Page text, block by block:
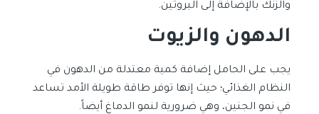
والزنك بالإضافة إلى البروتين.
الدهون والزيوت
يجب على الحامل إضافة كمية معتدلة من الدهون في
النظام الغذائي؛ حيث إنها توفر طاقة طويلة الأمد تساعد
في نمو الجنين، وهي ضرورية لنمو الدماغ أيضاً.